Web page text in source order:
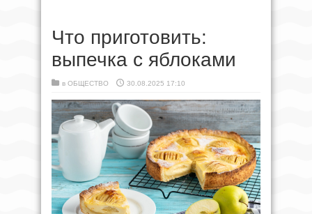
Что приготовить:
выпечка с яблоками
в ОБЩЕСТВО 30.08.2025 17:10